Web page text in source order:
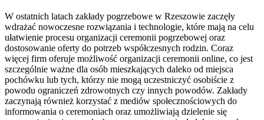
W ostatnich latach zakłady pogrzebowe w Rzeszowie zaczęły
wdrażać nowoczesne rozwiązania i technologie, które mają na celu
ułatwienie procesu organizacji ceremonii pogrzebowej oraz
dostosowanie oferty do potrzeb współczesnych rodzin. Coraz
więcej firm oferuje możliwość organizacji ceremonii online, co jest
szczególnie ważne dla osób mieszkających daleko od miejsca
pochówku lub tych, którzy nie mogą uczestniczyć osobiście z
powodu ograniczeń zdrowotnych czy innych powodów. Zakłady
zaczynają również korzystać z mediów społecznościowych do
informowania o ceremoniach oraz umożliwiają dzielenie się